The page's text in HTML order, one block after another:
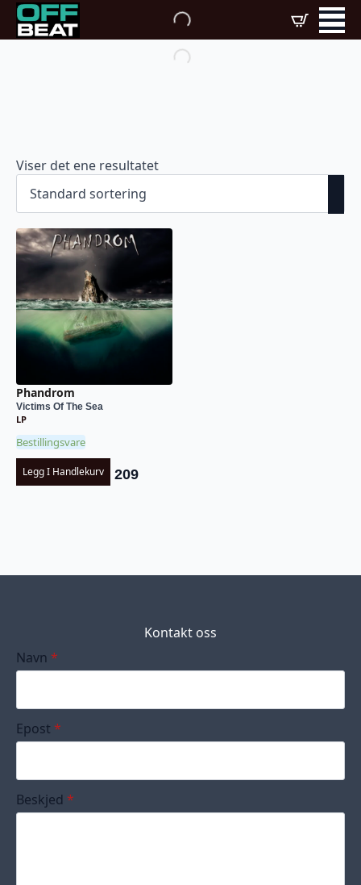
Viser det ene resultatet
Phandrom
Victims Of The Sea
LP
Bestillingsvare
Legg I Handlekurv 209
Kontakt oss
Navn *
Epost *
Beskjed *